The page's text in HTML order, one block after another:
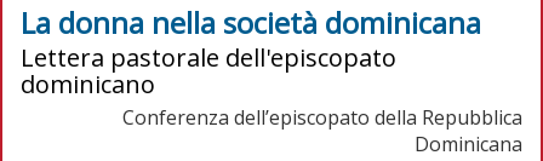
La donna nella società dominicana
Lettera pastorale dell'episcopato
dominicano
Conferenza dell’episcopato della Repubblica
Dominicana